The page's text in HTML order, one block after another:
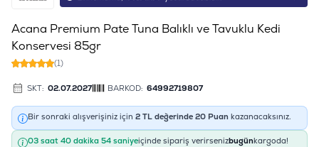
Acana Premium Pate Tuna Balıklı ve Tavuklu Kedi
Konservesi 85gr
(1)
SKT: 02.07.2027 BARKOD: 64992719807
Bir sonraki alışverişiniz için 2 TL değerinde 20 Puan kazanacaksınız.
03 saat 40 dakika 53 saniyeiçinde sipariş verirsenizbugünkargoda!